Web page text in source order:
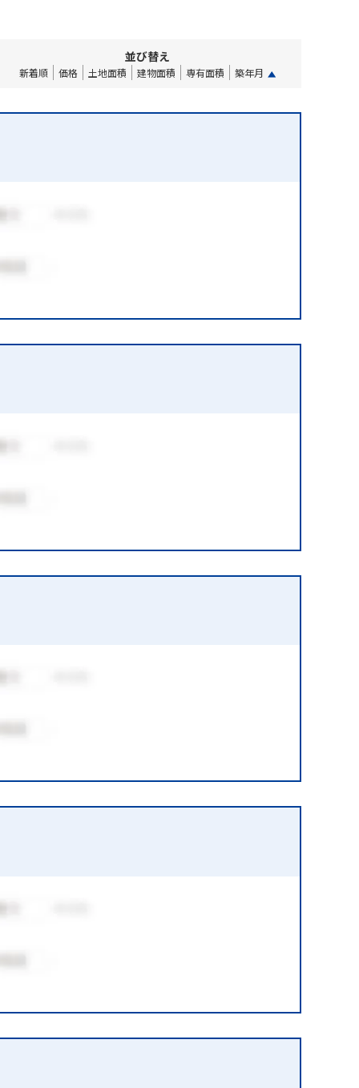
並び替え
新着順 価格 土地面積 建物面積 専有面積 築年月